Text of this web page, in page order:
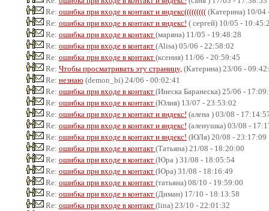
Re: ошибка при входе в контакт и яндекс((((((((((Катерина) 10/04
Re: ошибка при входе в контакт и яндекс! ( сергей) 10/05 -
Re: ошибка при входе в контакт (маряна) 11/05 - 19:48:28
Re: ошибка при входе в контакт (Alisa) 05/06 - 22:58:02
Re: ошибка при входе в контакт (ксения) 11/06 - 20:59:45
Re: Чтобы просматривать эту страницу, (Катерина) 23/06 -
Re: незнаю(demon_bi) 24/06 - 00:02:41
Re: ошибка при входе в контакт (Инеска Баранеска) 25/06 -
Re: ошибка при входе в контакт (Юлия) 13/07 - 23:53:02
Re: ошибка при входе в контакт и яндекс! (алена ) 03/08 -
Re: ошибка при входе в контакт и яндекс! (аленушка) 03/08 -
Re: ошибка при входе в контакт и яндекс! (ЮЛя) 20/08 - 23:17:09
Re: ошибка при входе в контакт (Татьяна) 21/08 - 18:20:00
Re: ошибка при входе в контакт (Юра ) 31/08 - 18:05:54
Re: ошибка при входе в контакт (Юра) 31/08 - 18:16:49
Re: ошибка при входе в контакт (татьяна) 08/10 - 19:59:00
Re: ошибка при входе в контакт (Диман) 17/10 - 18:13:58
Re: ошибка при входе в контакт (lina) 23/10 - 22:01:32